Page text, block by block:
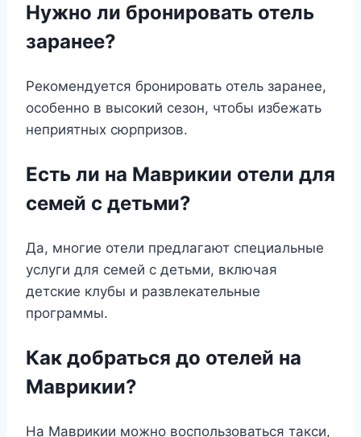
Нужно ли бронировать отель
заранее?
Рекомендуется бронировать отель заранее,
особенно в высокий сезон, чтобы избежать
неприятных сюрпризов.
Есть ли на Маврикии отели для
семей с детьми?
Да, многие отели предлагают специальные
услуги для семей с детьми, включая
детские клубы и развлекательные
программы.
Как добраться до отелей на
Маврикии?
На Маврикии можно воспользоваться такси,